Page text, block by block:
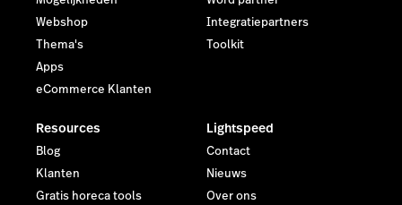
Webshop
Thema's
Apps
eCommerce Klanten
Integratiepartners
Toolkit
Resources
Blog
Klanten
Gratis horeca tools
Lightspeed
Contact
Nieuws
Over ons